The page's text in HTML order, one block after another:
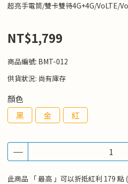
超亮手電筒/雙卡雙待4G+4G/VoLTE/
NT$1,799
商品編號: BMT-012
供貨狀況: 尚有庫存
顏色
黑
金 紅
此商品 「 最高 」可以折抵紅利 179 點